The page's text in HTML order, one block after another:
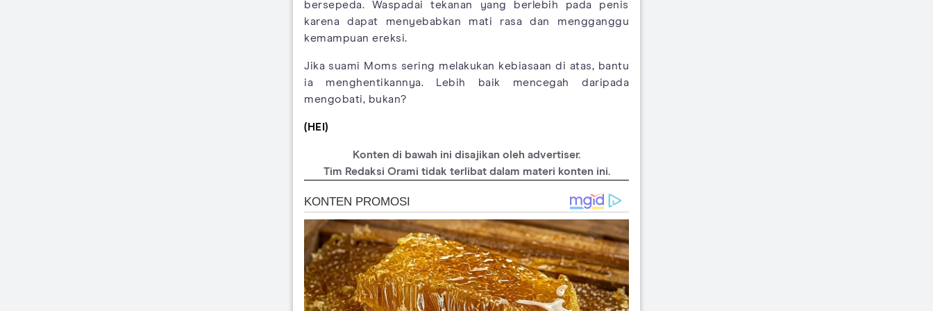
bersepeda. Waspadai tekanan yang berlebih pada penis
karena dapat menyebabkan mati rasa dan mengganggu
kemampuan ereksi.
Jika suami Moms sering melakukan kebiasaan di atas, bantu
ia menghentikannya. Lebih baik mencegah daripada
mengobati, bukan?
(HEI)
Konten di bawah ini disajikan oleh advertiser.
Tim Redaksi Orami tidak terlibat dalam materi konten ini.